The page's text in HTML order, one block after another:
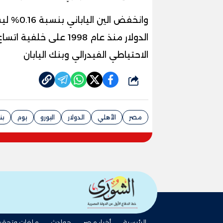
الدولار منذ عام 1998
الاحتياطي الفيدرالي وبنك اليابان
شارك
مصر الأهلي الدولار اليورو يوم